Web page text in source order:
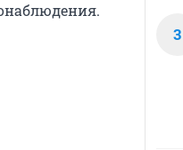
3